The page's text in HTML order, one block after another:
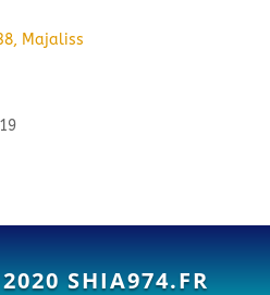
, Majaliss
SHIA974.FR